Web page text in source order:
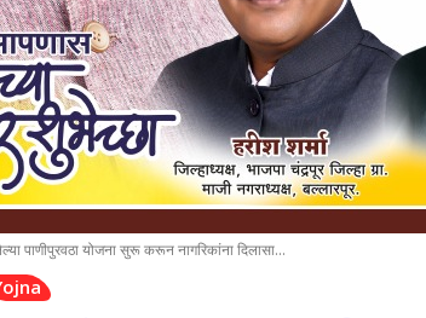
पाणीपुरवठा योजना सुरू करून नागरिकांना दिलासा...